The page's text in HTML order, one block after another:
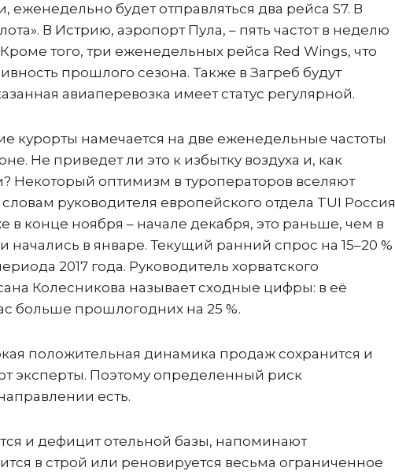
будет отправляться два рейса S7. В
В Истрию, аэропорт Пула, – пять частот в неделю
того, три еженедельных рейса Red Wings, что
прошлого сезона. Также в Загреб будут
авиаперевозка имеет статус регулярной.
курорты намечается на две еженедельные частоты
Не приведет ли это к избытку воздуха и, как
Некоторый оптимизм в туроператоров вселяют
руководителя европейского отдела TUI Россия
в конце ноября – начале декабря, это раньше, чем в
в январе. Текущий ранний спрос на 15–20 %
2017 года. Руководитель хорватского
Колесникова называет сходные цифры: в её
больше прошлогодних на 25 %.
положительная динамика продаж сохранится и
эксперты. Поэтому определенный риск
есть.
и дефицит отельной базы, напоминают
в строй или реновируется весьма ограниченное